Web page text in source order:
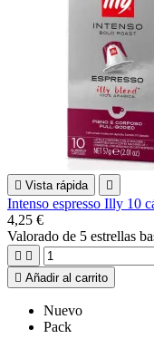
 Vista rápida 
Intenso espresso Illy 10
4,25 €
Valorado de 5 estrellas
 
 Añadir al carrito
Nuevo
Pack